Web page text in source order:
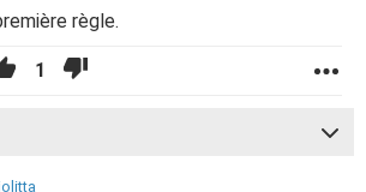
règle.
1